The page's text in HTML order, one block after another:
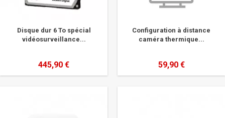
Disque dur 6 To spécial
vidéosurveillance...
445,90 €
Configuration à distance
caméra thermique...
59,90 €